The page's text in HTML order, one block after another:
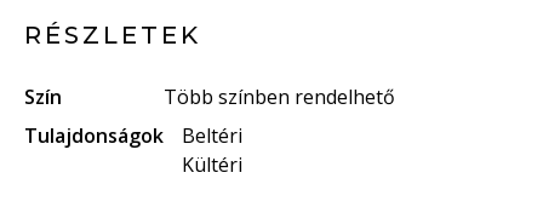
RÉSZLETEK
Szín
Több színben rendelhető
Tulajdonságok
Beltéri
Kültéri